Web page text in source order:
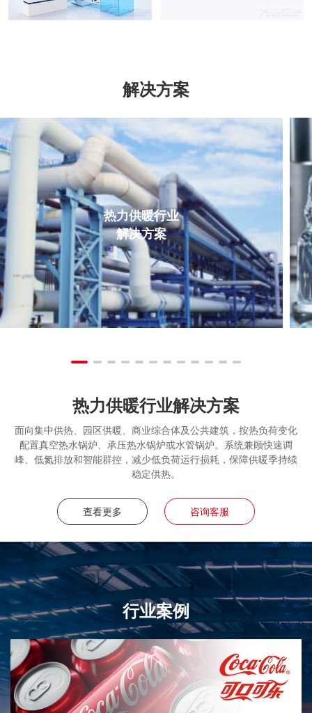
解决方案
热力供暖行业
解决方案
热力供暖行业解决方案
面向集中供热、园区供暖、商业综合体及公共建筑，按热负荷变化
配置真空热水锅炉、承压热水锅炉或水管锅炉。系统兼顾快速调
峰、低氮排放和智能群控，减少低负荷运行损耗，保障供暖季持续
稳定供热。
查看更多 咨询客服
行业案例